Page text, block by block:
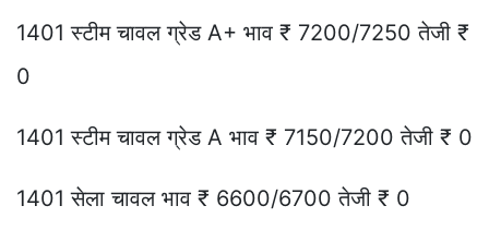
1401 स्टीम चावल ग्रेड A+ भाव ₹ 7200/7250 तेजी ₹
0
1401 स्टीम चावल ग्रेड A भाव ₹ 7150/7200 तेजी ₹ 0
1401 सेला चावल भाव ₹ 6600/6700 तेजी ₹ 0